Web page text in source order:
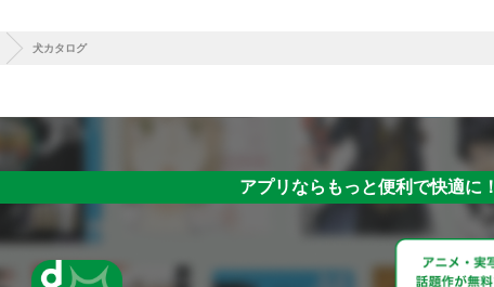
犬カタログ
アプリならもっと便利で快適に！